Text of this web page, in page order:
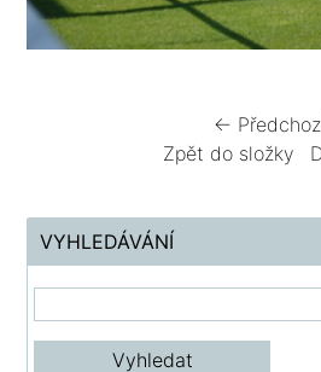
←
Zpět do složky
VYHLEDÁVÁNÍ